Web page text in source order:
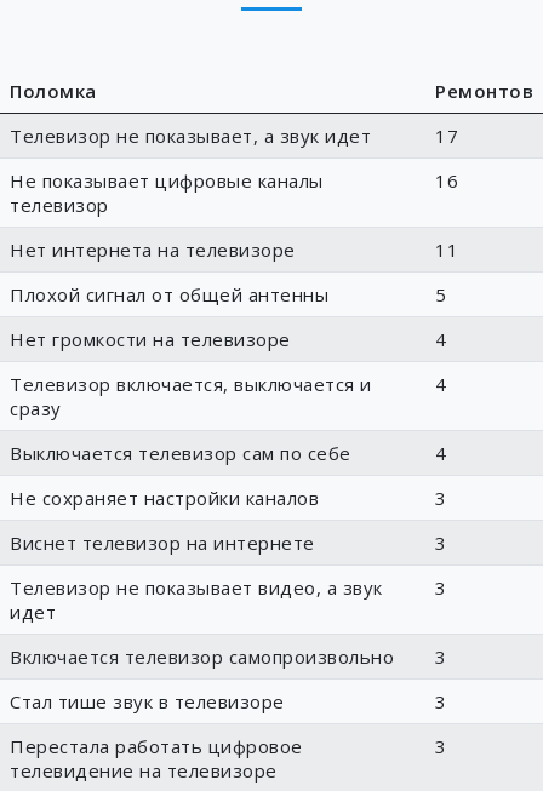
Поломка
Ремонтов
Телевизор не показывает, а звук идет
17
Не показывает цифровые каналы
телевизор
16
Нет интернета на телевизоре
11
Плохой сигнал от общей антенны
5
Нет громкости на телевизоре
4
Телевизор включается, выключается и
сразу
4
Выключается телевизор сам по себе
4
Не сохраняет настройки каналов
3
Виснет телевизор на интернете
3
Телевизор не показывает видео, а звук
идет
3
Включается телевизор самопроизвольно
3
Стал тише звук в телевизоре
3
Перестала работать цифровое
телевидение на телевизоре
3